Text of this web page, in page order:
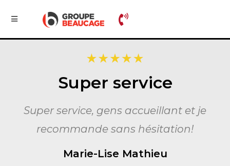
Super service
Super service, gens accueillant et je
recommande sans hésitation!
Marie-Lise Mathieu